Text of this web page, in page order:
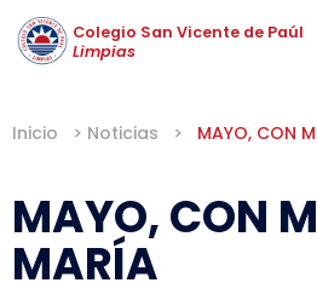
Colegio San Vicente de Paúl
Limpias
Inicio > Noticias > MAYO, CON
MAYO, CON
MARÍA